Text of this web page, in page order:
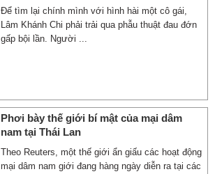
Để tìm lại chính mình với hình hài một cô gái,
Lâm Khánh Chi phải trải qua phẫu thuật đau đớn
gấp bội lần. Người ...
Phơi bày thế giới bí mật của mại dâm
nam tại Thái Lan
Theo Reuters, một thế giới ẩn giấu các hoạt động
mại dâm nam giới đang hàng ngày diễn ra tại các